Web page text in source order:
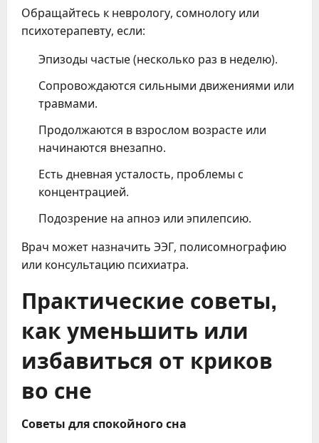
Обращайтесь к неврологу, сомнологу или
психотерапевту, если:
Эпизоды частые (несколько раз в неделю).
Сопровождаются сильными движениями или
травмами.
Продолжаются в взрослом возрасте или
начинаются внезапно.
Есть дневная усталость, проблемы с
концентрацией.
Подозрение на апноэ или эпилепсию.
Врач может назначить ЭЭГ, полисомнографию
или консультацию психиатра.
Практические советы,
как уменьшить или
избавиться от криков
во сне
Советы для спокойного сна